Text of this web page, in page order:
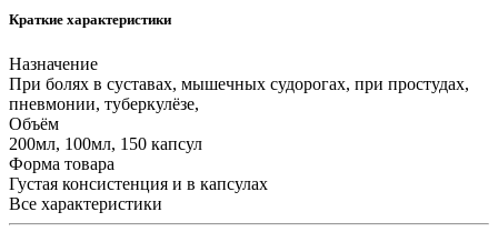
Краткие характеристики
Назначение
При болях в суставах, мышечных судорогах, при простудах,
пневмонии, туберкулёзе,
Объём
200мл, 100мл, 150 капсул
Форма товара
Густая консистенция и в капсулах
Все характеристики